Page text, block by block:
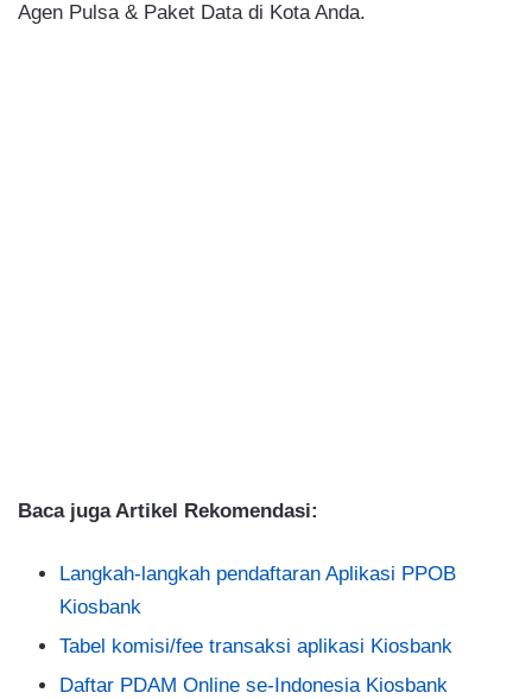
Agen Pulsa & Paket Data di Kota Anda.
Baca juga Artikel Rekomendasi:
Langkah-langkah pendaftaran Aplikasi PPOB
Kiosbank
Tabel komisi/fee transaksi aplikasi Kiosbank
Daftar PDAM Online se-Indonesia Kiosbank